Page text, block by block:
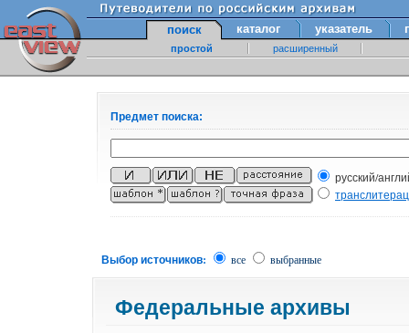
поиск каталог указатель
простой расширенный
Предмет поиска:
русский/
Выбор источников: все выбранные
Федеральные архивы